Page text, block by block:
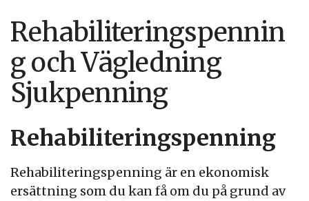
Rehabiliteringspennin
g och Vägledning
Sjukpenning
Rehabiliteringspenning
Rehabiliteringspenning är en ekonomisk
ersättning som du kan få om du på grund av